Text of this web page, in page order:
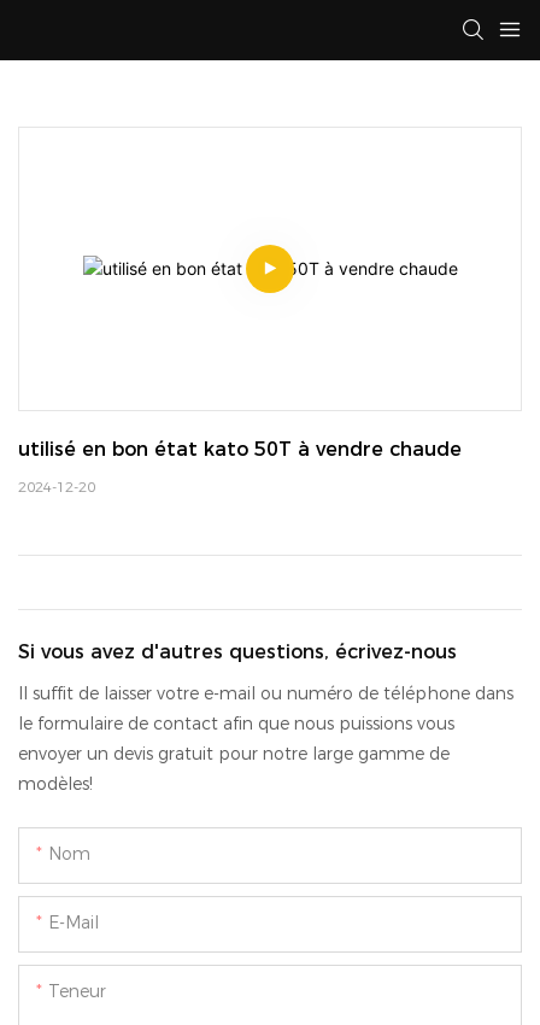
utilisé en bon état kato 50T à vendre chaude
2024-12-20
Si vous avez d'autres questions, écrivez-nous
Il suffit de laisser votre e-mail ou numéro de téléphone dans
le formulaire de contact afin que nous puissions vous
envoyer un devis gratuit pour notre large gamme de
modèles!
Nom
E-Mail
Teneur